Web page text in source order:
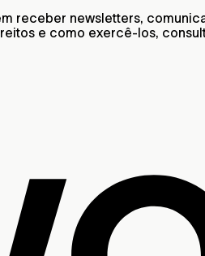
newsletters,
e como exercê-los,